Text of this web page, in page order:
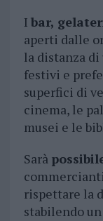
I bar,
aperti dalle
la distanza
festivi e
superfici di
cinema, le
musei e le
Sarà
rispettare la
stabilendo